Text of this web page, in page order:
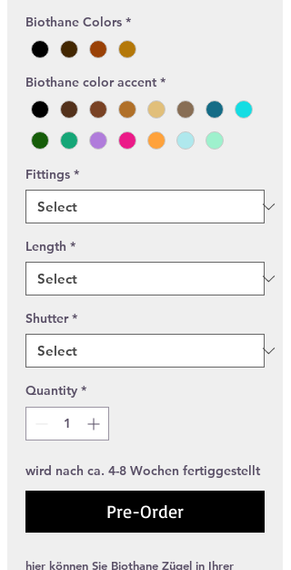
Biothane Colors *
Biothane color accent *
Fittings *
Length *
Shutter *
Quantity *
wird nach ca. 4-8 Wochen fertiggestellt
Pre-Order
hier können Sie Biothane Zügel in Ihrer